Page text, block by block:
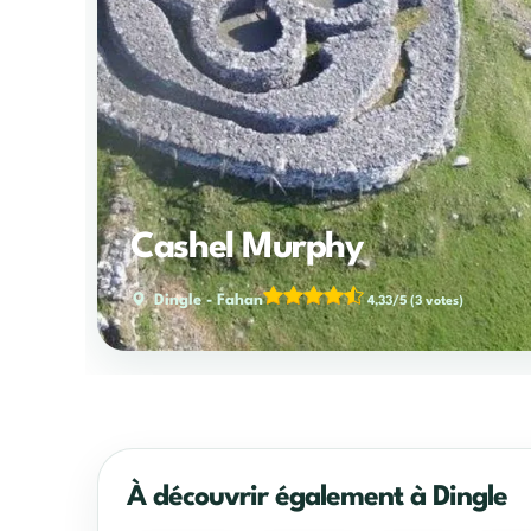
Cashel Murphy
Dingle-Fahan 4,33/5 (3 votes)
À découvrir également à Dingle